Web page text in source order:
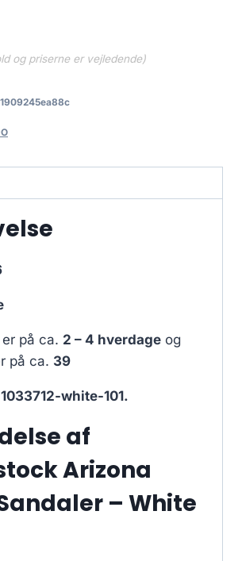
og priserne er vejledende)
1909245ea88c
på ca. 2 – 4 hverdage og
på ca. 39
1033712-white-101.
af
Arizona
– White